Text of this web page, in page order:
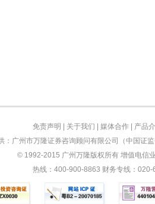
免责声明 关于我们 媒体合作
产品
：广州市万隆证券咨询顾问有限公司（中国证
© 1992-2015 广州万隆版权所有 增值电信
热线：400-900-8863 财务专线：